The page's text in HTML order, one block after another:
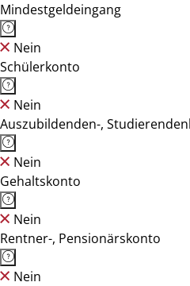
Mindestgeldeingang
Nein
Schülerkonto
Nein
Auszubildenden-,
Nein
Gehaltskonto
Nein
Rentner-, Pensionärskonto
Nein